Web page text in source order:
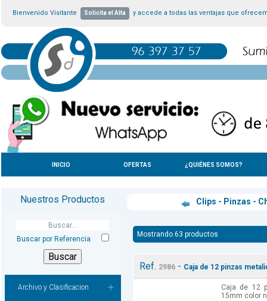
Bienvenido Visitante Solicita el Alta y accede a todas las ventajas que
INICIO OFERTAS ¿QUIÉNES SOMOS?
Nuestros Productos
Buscar por Referencia
Archivo y Clasificacion
Clips - Pinzas -
Mostrando 63 productos
Ref. 2986- Caja de 12 pinzas
Caja de 12
15mm color